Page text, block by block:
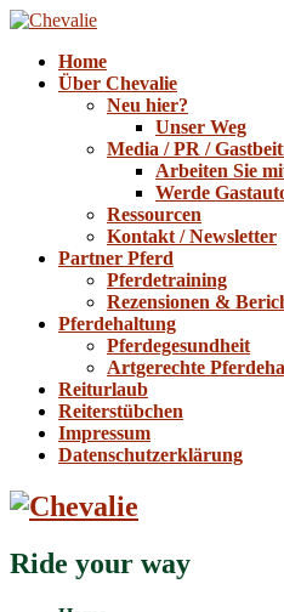
Home
Über Chevalie
Neu hier?
Unser Weg
Media / PR /
Arbeiten Sie
Werde
Ressourcen
Kontakt / Newsletter
Partner Pferd
Pferdetraining
Rezensionen &
Pferdehaltung
Pferdegesundheit
Artgerechte
Reiturlaub
Reiterstübchen
Impressum
Datenschutzerklärung
Ride your way